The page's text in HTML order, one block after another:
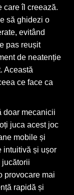
care îl creează.
să ghidezi o
evitând
pas reușit
de neatenție
Această
ce face ca
doar mecanicii
juca acest joc
mobile și
intuitivă și ușor
jucătorii
provocare mai
rapidă și